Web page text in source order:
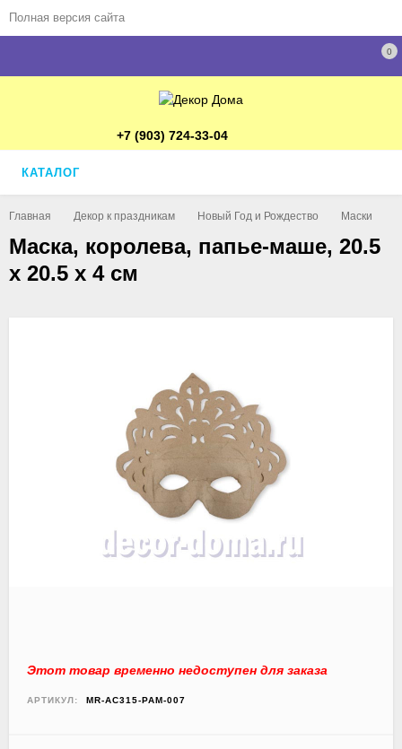
Полная версия сайта
0
+7 (903) 724-33-04
КАТАЛОГ
Главная Декор к праздникам Новый Год и Рождество Маски
Маска, королева, папье-маше, 20.5
х 20.5 х 4 см
Этот товар временно недоступен для заказа
АРТИКУЛ: MR-AC315-PAM-007